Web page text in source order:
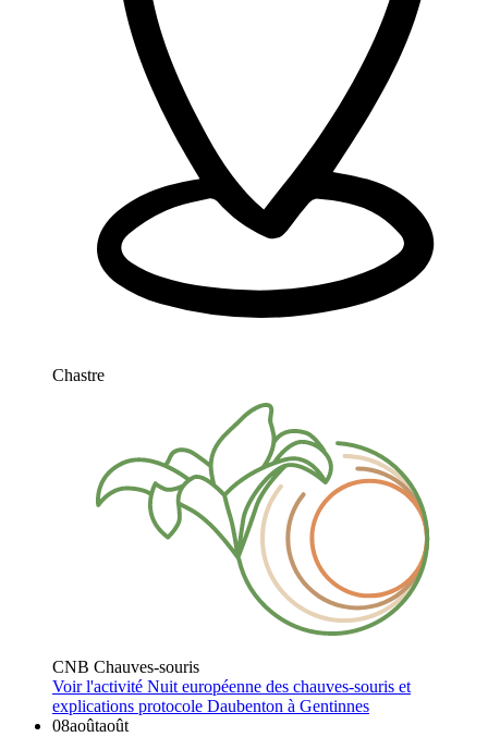
Chastre
CNB Chauves-souris
Voir l'activité Nuit européenne des chauves-souris et
explications protocole Daubenton à Gentinnes
08aoûtaoût